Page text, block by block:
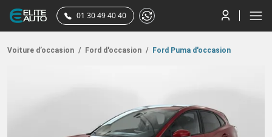
01 30 49 40 40
Voiture d’occasion / Ford d'occasion / Ford Puma d'occasion